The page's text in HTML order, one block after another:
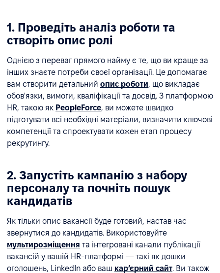
1. Проведіть аналіз роботи та
створіть опис ролі
Однією з переваг прямого найму є те, що ви краще за
інших знаєте потреби своєї організації. Це допомагає
вам створити детальний опис роботи, що викладає
обов'язки, вимоги, кваліфікації та досвід. З платформою
HR, такою як PeopleForce, ви можете швидко
підготувати всі необхідні матеріали, визначити ключові
компетенції та спроектувати кожен етап процесу
рекрутингу.
2. Запустіть кампанію з набору
персоналу та почніть пошук
кандидатів
Як тільки опис вакансії буде готовий, настав час
звернутися до кандидатів. Використовуйте
мультирозміщення та інтегровані канали публікації
вакансій у вашій HR-платформі — такі як дошки
оголошень, LinkedIn або ваш кар’єрний сайт. Ви також